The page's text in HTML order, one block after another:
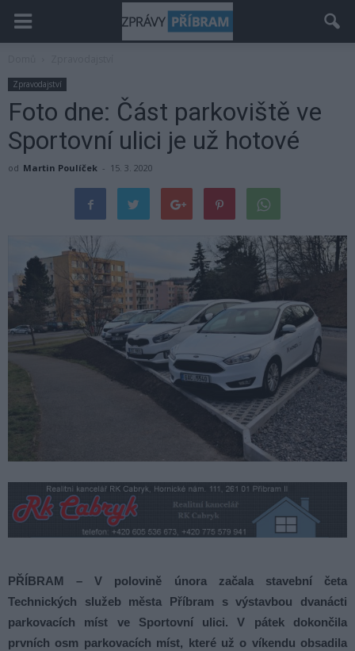
Zpravodajství
Foto dne: Část parkoviště ve
Sportovní ulici je už hotové
od Martin Poulíček - 15. 3. 2020
PŘÍBRAM – V polovině února začala stavební četa
Technických služeb města Příbram s výstavbou dvanácti
parkovacích míst ve Sportovní ulici. V pátek dokončila
prvních osm parkovacích míst, které už o víkendu obsadila